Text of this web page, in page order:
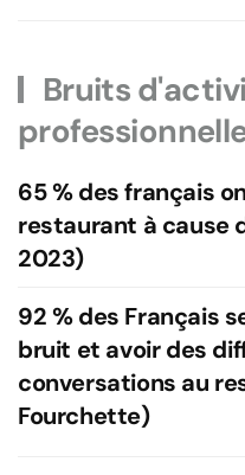
Bruits
65 % des français
restaurant à cause
2023)
92 % des Français
bruit et avoir des
conversations au
Fourchette)